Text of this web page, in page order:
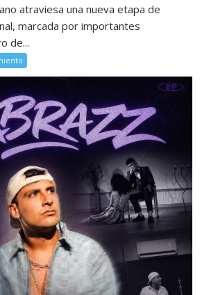
atraviesa una nueva etapa de
marcada por importantes
de...